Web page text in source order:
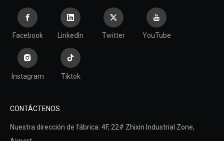
Facebook LinkedIn Twitter YouTube
Instagram Tiktok
CONTÁCTENOS
Nuestra dirección de fábrica: 4F, ​​22# Zhixin Industrial Zone,